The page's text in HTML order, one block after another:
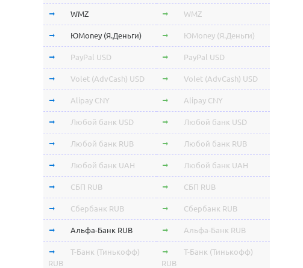
WMZ WMZ
ЮMoney (Я.Деньги) ЮMoney (Я.Деньги)
PayPal USD PayPal USD
Volet (AdvCash) USD Volet (AdvCash) USD
Alipay CNY Alipay CNY
Любой банк USD Любой банк USD
Любой банк RUB Любой банк RUB
Любой банк UAH Любой банк UAH
СБП RUB СБП RUB
Сбербанк RUB Сбербанк RUB
Альфа-Банк RUB Альфа-Банк RUB
Т-Банк (Тинькофф)
RUB
Т-Банк (Тинькофф)
RUB